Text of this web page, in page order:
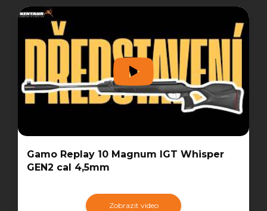
Gamo Replay 10 Magnum IGT Whisper
GEN2 cal 4,5mm
Zobrazit video